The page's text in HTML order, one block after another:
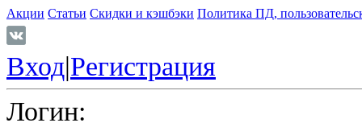
Акции Статьи Скидки и кэшбэки Политика ПД,
Вход|Регистрация
Логин: